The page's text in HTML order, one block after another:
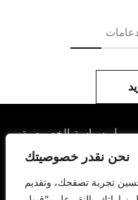
نحن نقدر خصوصيتك
تجربة تصفحك، وتقديم
دعامات
سياسة الخصوصية
شروط الخدمة
اتصل بنا
منتجات
copyright © 2026 k-level -
manufacturer of high-precision